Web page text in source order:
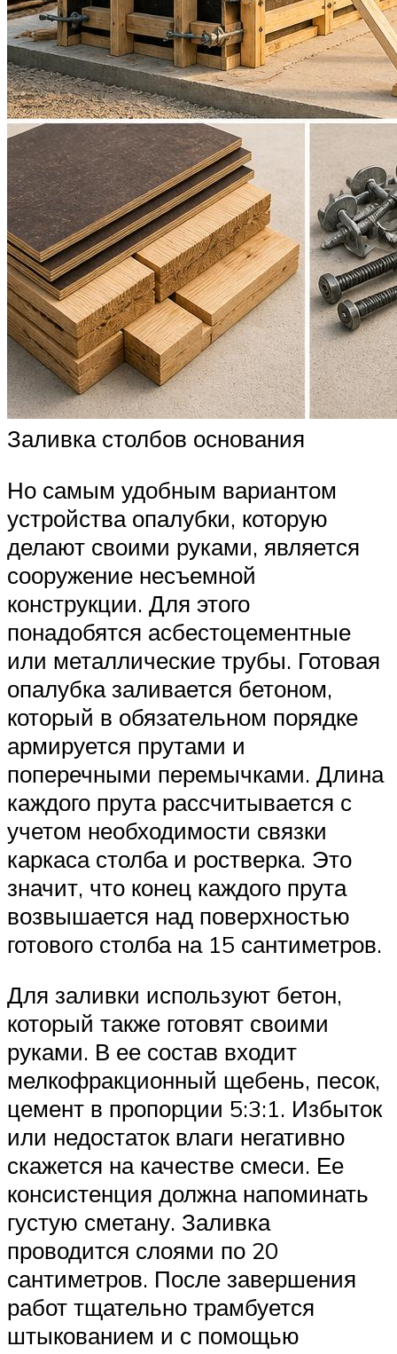
Заливка столбов основания
Но самым удобным вариантом
устройства опалубки, которую
делают своими руками, является
сооружение несъемной
конструкции. Для этого
понадобятся асбестоцементные
или металлические трубы. Готовая
опалубка заливается бетоном,
который в обязательном порядке
армируется прутами и
поперечными перемычками. Длина
каждого прута рассчитывается с
учетом необходимости связки
каркаса столба и ростверка. Это
значит, что конец каждого прута
возвышается над поверхностью
готового столба на 15 сантиметров.
Для заливки используют бетон,
который также готовят своими
руками. В ее состав входит
мелкофракционный щебень, песок,
цемент в пропорции 5:3:1. Избыток
или недостаток влаги негативно
скажется на качестве смеси. Ее
консистенция должна напоминать
густую сметану. Заливка
проводится слоями по 20
сантиметров. После завершения
работ тщательно трамбуется
штыкованием и с помощью